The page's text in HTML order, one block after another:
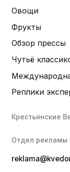
Овощи
Фрукты
Обзор прессы
Чутьё
Реплики
Крестьянские
Отдел рекламы